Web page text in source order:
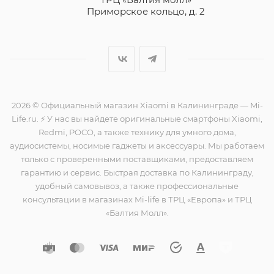
Приморское кольцо, д. 2
2026 © Официальный магазин Xiaomi в Калининграде — Mi-
Life.ru. ⚡ У нас вы найдете оригинальные смартфоны Xiaomi,
Redmi, POCO, а также технику для умного дома,
аудиосистемы, носимые гаджеты и аксессуары. Мы работаем
только с проверенными поставщиками, предоставляем
гарантию и сервис. Быстрая доставка по Калининграду,
удобный самовывоз, а также профессиональные
консультации в магазинах Mi-life в ТРЦ «Европа» и ТРЦ
«Балтия Молл».